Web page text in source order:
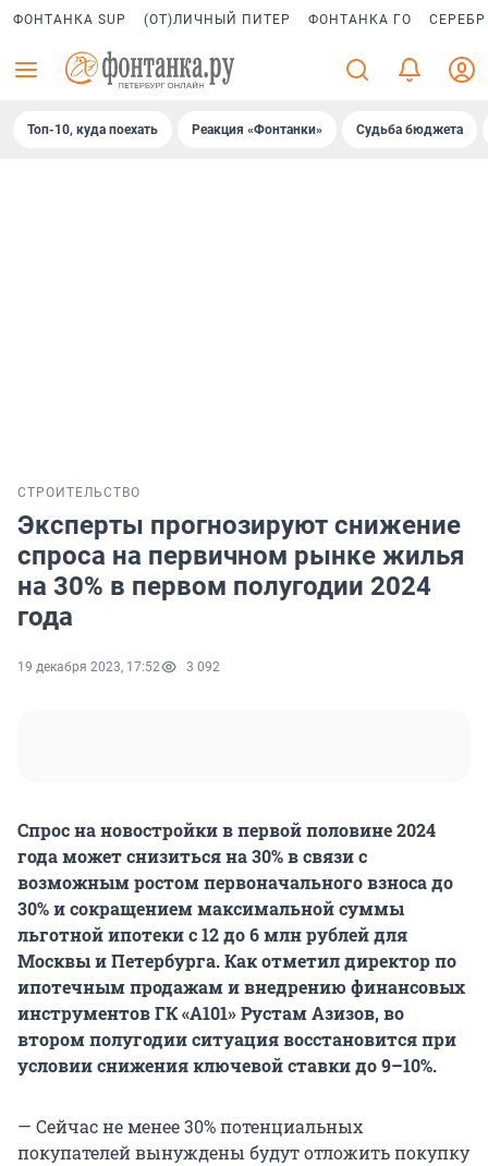
ФОНТАНКА SUP (ОТ)ЛИЧНЫЙ ПИТЕР ФОНТАНКА ГО
Топ-10, куда поехать Реакция «Фонтанки» Судьба бюджета
СТРОИТЕЛЬСТВО
Эксперты прогнозируют снижение
спроса на первичном рынке жилья
на 30% в первом полугодии 2024
года
19 декабря 2023, 17:52 3 092
Спрос на новостройки в первой половине 2024
года может снизиться на 30% в связи с
возможным ростом первоначального взноса до
30% и сокращением максимальной суммы
льготной ипотеки с 12 до 6 млн рублей для
Москвы и Петербурга. Как отметил директор по
ипотечным продажам и внедрению финансовых
инструментов ГК «А101» Рустам Азизов, во
втором полугодии ситуация восстановится при
условии снижения ключевой ставки до 9–10%.
— Сейчас не менее 30% потенциальных
покупателей вынуждены будут отложить покупку